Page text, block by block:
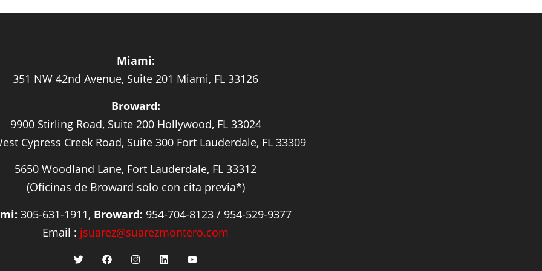
Miami:
351 NW 42nd Avenue, Suite 201 Miami, FL 33126
Broward:
9900 Stirling Road, Suite 200 Hollywood, FL 33024
Cypress Creek Road, Suite 300 Fort Lauderdale, FL 33309
5650 Woodland Lane, Fort Lauderdale, FL 33312
(Oficinas de Broward solo con cita previa*)
305-631-1911, Broward: 954-704-8123 / 954-529-9377
Email : jsuarez@suarezmontero.com